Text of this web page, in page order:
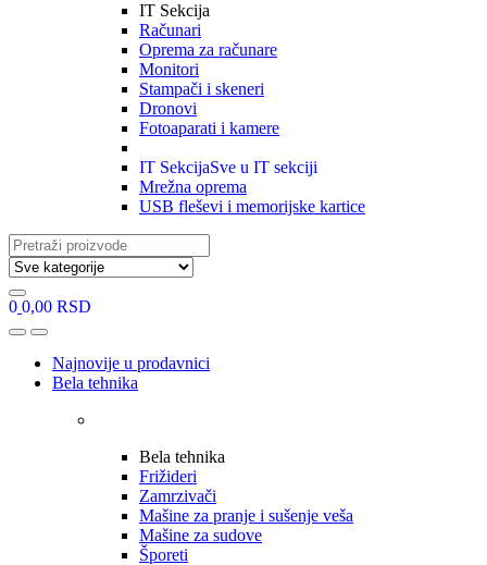
IT Sekcija
Računari
Oprema za računare
Monitori
Stampači i skeneri
Dronovi
Fotoaparati i kamere
IT SekcijaSve u IT sekciji
Mrežna oprema
USB fleševi i memorijske kartice
Search
for:
0 0,00 RSD
OpenClose
Najnovije u prodavnici
Bela tehnika
Bela tehnika
Frižideri
Zamrzivači
Mašine za pranje i sušenje veša
Mašine za sudove
Šporeti